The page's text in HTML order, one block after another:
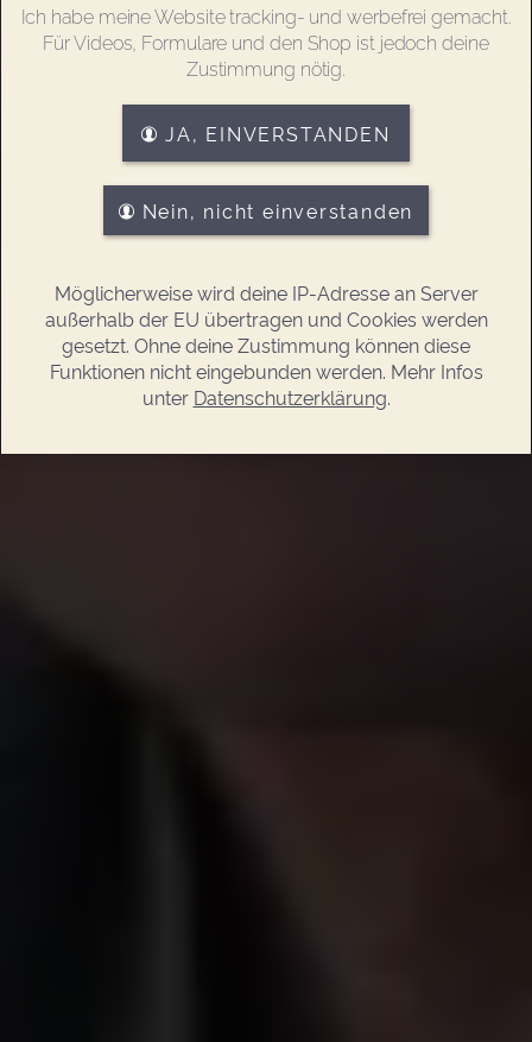
Ich habe meine Website tracking- und werbefrei gemacht.
Für Videos, Formulare und den Shop ist jedoch deine
Zustimmung nötig.
JA, EINVERSTANDEN
Nein, nicht einverstanden
Möglicherweise wird deine IP-Adresse an Server
außerhalb der EU übertragen und Cookies werden
gesetzt. Ohne deine Zustimmung können diese
Funktionen nicht eingebunden werden. Mehr Infos
unter Datenschutzerklärung.